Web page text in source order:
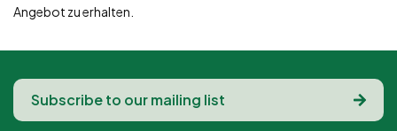
Angebot zu erhalten.